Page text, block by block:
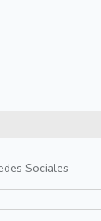
Sociales